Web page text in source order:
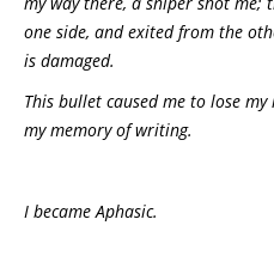
one side, and exited from the
is damaged.
This bullet caused me to lose
my memory of writing.
I became Aphasic.